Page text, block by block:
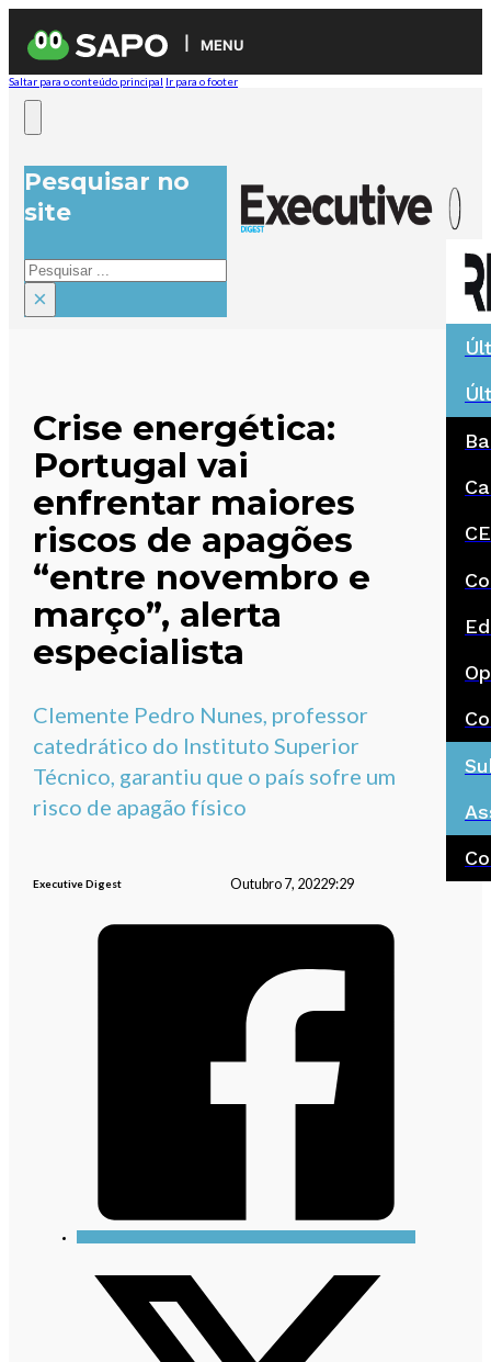
MENU
Saltar para o conteúdo principal Ir para o footer
Pesquisar no
site
Pesquisar
×
Crise energética:
Portugal vai
enfrentar maiores
riscos de apagões
“entre novembro e
março”, alerta
especialista
Clemente Pedro Nunes, professor
catedrático do Instituto Superior
Técnico, garantiu que o país sofre um
risco de apagão físico
Executive Digest Outubro 7, 20229:29